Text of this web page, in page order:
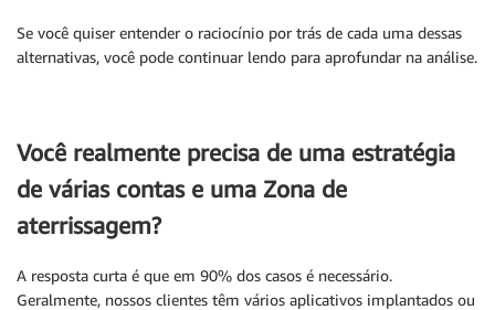
Se você quiser entender o raciocínio por trás de cada uma dessas
alternativas, você pode continuar lendo para aprofundar na análise.
Você realmente precisa de uma estratégia
de várias contas e uma Zona de
aterrissagem?
A resposta curta é que em 90% dos casos é necessário.
Geralmente, nossos clientes têm vários aplicativos implantados ou